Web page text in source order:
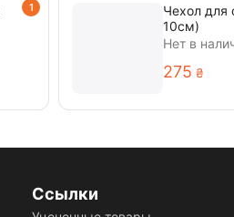
1
Чехол для
10см)
Нет в
‍275‍ ₴
Ссылки